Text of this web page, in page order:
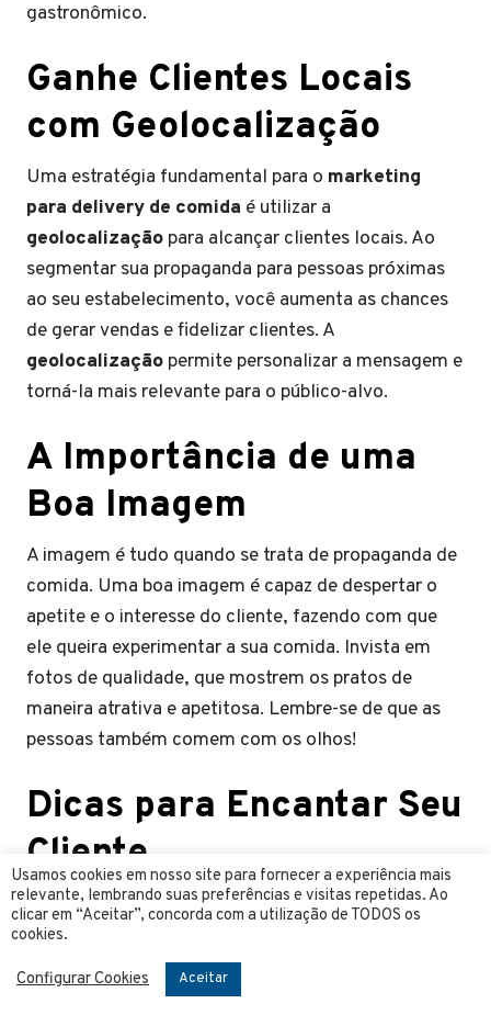
gastronômico.
Ganhe Clientes Locais
com Geolocalização
Uma estratégia fundamental para o marketing
para delivery de comida é utilizar a
geolocalização para alcançar clientes locais. Ao
segmentar sua propaganda para pessoas próximas
ao seu estabelecimento, você aumenta as chances
de gerar vendas e fidelizar clientes. A
geolocalização permite personalizar a mensagem e
torná-la mais relevante para o público-alvo.
A Importância de uma
Boa Imagem
A imagem é tudo quando se trata de propaganda de
comida. Uma boa imagem é capaz de despertar o
apetite e o interesse do cliente, fazendo com que
ele queira experimentar a sua comida. Invista em
fotos de qualidade, que mostrem os pratos de
maneira atrativa e apetitosa. Lembre-se de que as
pessoas também comem com os olhos!
Dicas para Encantar Seu
Cliente
Proporcione uma experiência excepcional aos seus
clientes para encantá-los e fidelizá-los. Algumas
dicas incluem embalagens criativas e
personalizadas, brindes surpresa, atendimento
Usamos cookies em nosso site para fornecer a experiência mais
relevante, lembrando suas preferências e visitas repetidas. Ao
clicar em “Aceitar”, concorda com a utilização de TODOS os
cookies.
Configurar Cookies Aceitar